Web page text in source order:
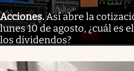
Acciones.Así abre la
lunes 10 de agosto, ¿cuál es
los dividendos?